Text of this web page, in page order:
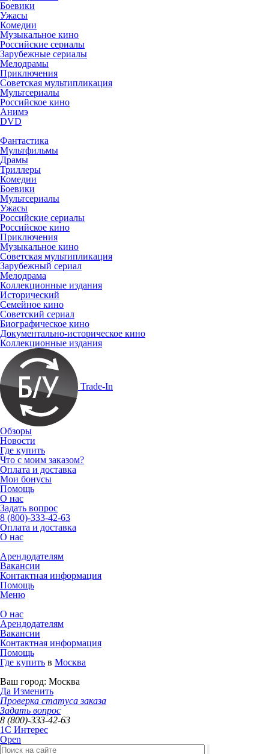
Боевики
Ужасы
Комедии
Музыкальное кино
Российские сериалы
Зарубежные сериалы
Мелодрамы
Приключения
Советская мультипликация
Мультсериалы
Российское кино
Анимэ
DVD
Фантастика
Мультфильмы
Драмы
Триллеры
Комедии
Боевики
Мультсериалы
Ужасы
Российские сериалы
Российское кино
Приключения
Музыкальное кино
Советская мультипликация
Зарубежный сериал
Мелодрама
Коллекционные издания
Исторический
Семейное кино
Советский сериал
Биографическое кино
Документально-историческое кино
Коллекционные издания
Trade-In
Обзоры
Новости
Где купить
Что с моим заказом?
Оплата и доставка
Мои бонусы
Помощь
О нас
Задать вопрос
8 (800)-333-42-63
Оплата и доставка
О нас
Арендодателям
Вакансии
Контактная информация
Помощь
Меню
О нас
Арендодателям
Вакансии
Контактная информация
Помощь
Где купить в Москва
Ваш город: Москва
Да Изменить
Проверка статуса заказа
Задать вопрос
8 (800)-333-42-63
1C Интерес
Open